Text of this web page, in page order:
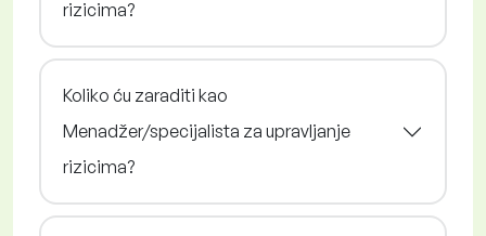
rizicima?
Koliko ću zaraditi kao
Menadžer/specijalista za upravljanje
rizicima?